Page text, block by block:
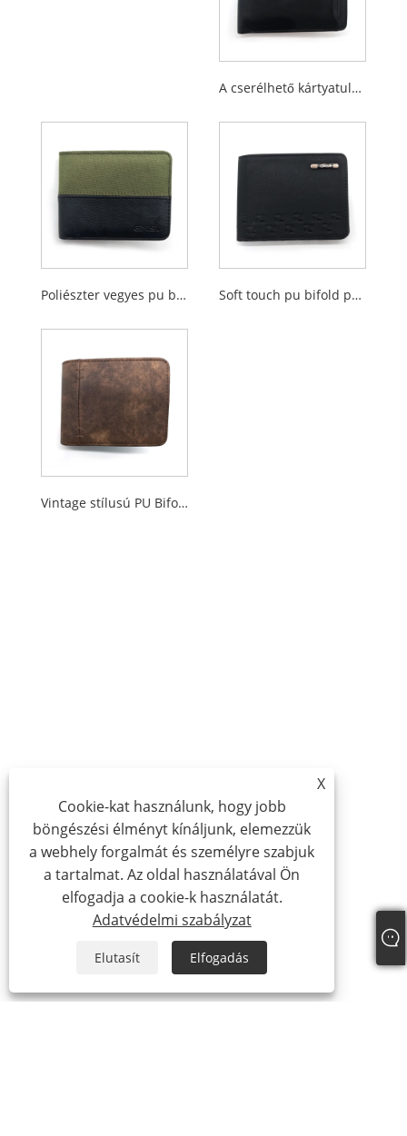
A cserélhető kártyatulajdonos beillesztett, a férfiak számára beillesztett pénztárcákat
Poliészter vegyes pu bifold pénztárcák férfiak számára Soft touch pu bifold pénztárcák férfiak számára
Vintage stílusú PU Bifold pénztárcák férfiak számára
X
Cookie-kat használunk, hogy jobb
böngészési élményt kínáljunk, elemezzük
a webhely forgalmát és személyre szabjuk
a tartalmat. Az oldal használatával Ön
elfogadja a cookie-k használatát.
Adatvédelmi szabályzat
Elutasít Elfogadás